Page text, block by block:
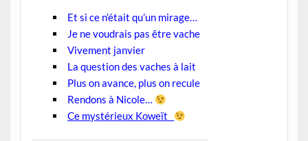
Et si ce n’était qu’un mirage…
Je ne voudrais pas être vache
Vivement janvier
La question des vaches à lait
Plus on avance, plus on recule
Rendons à Nicole…
Ce mystérieux Koweït